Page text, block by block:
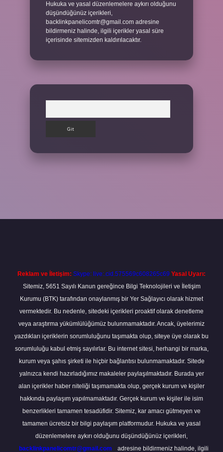
Hukuka ve yasal düzenlemelere aykırı olduğunu
düşündüğünüz içerikleri,
backlinkpanelicomtr@gmail.com adresine
bildirmeniz halinde, ilgili içerikler yasal süre
içerisinde sitemizden kaldırılacaktır.
Reklam ve İletişim: Skype: live:.cid.575569c608265c69 Yasal Uyarı:
Sitemiz, 5651 Sayılı Kanun gereğince Bilgi Teknolojileri ve İletişim
Kurumu (BTK) tarafından onaylanmış bir Yer Sağlayıcı olarak hizmet
vermektedir. Bu nedenle, sitedeki içerikleri proaktif olarak denetleme
veya araştırma yükümlülüğümüz bulunmamaktadır. Ancak, üyelerimiz
yazdıkları içeriklerin sorumluluğunu taşımakta olup, siteye üye olarak bu
sorumluluğu kabul etmiş sayılırlar. Bu internet sitesi, herhangi bir marka,
kurum veya şahıs şirketi ile hiçbir bağlantısı bulunmamaktadır. Sitede
yalnızca kendi hazırladığımız makaleler paylaşılmaktadır. Burada yer
alan içerikler haber niteliği taşımamakta olup, gerçek kurum ve kişiler
hakkında paylaşım yapılmamaktadır. Gerçek kurum ve kişiler ile isim
benzerlikleri tamamen tesadüfidir. Sitemiz, kar amacı gütmeyen ve
tamamen ücretsiz bir bilgi paylaşım platformudur. Hukuka ve yasal
düzenlemelere aykırı olduğunu düşündüğünüz içerikleri,
backlinkpanelicomtr@gmail.com
adresine bildirmeniz halinde, ilgili